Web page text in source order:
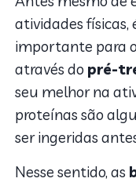
atividades
importante para o
através do pré-
seu melhor na
proteínas são
ser ingeridas
Nesse sentido, as